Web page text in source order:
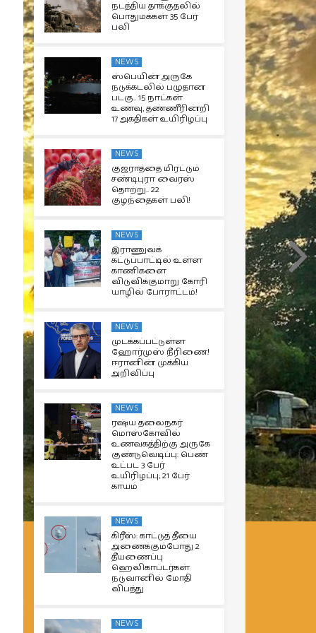
நடத்திய தாக்குதலில்
பொதுமக்கள் 35 பேர்
பலி
NEWS
ஸ்பெயின் அருகே
நடுக்கடலில் பழுதான
படகு.. 15 நாட்கள்
உணவு, தண்ணீரின்றி
17 அகதிகள் உயிரிழப்பு
NEWS
குஜராத்தை மிரட்டும்
சண்டிபுரா வைரஸ்
தொற்று.. 22
குழந்தைகள் பலி!
NEWS
இராணுவக்
கட்டுப்பாட்டில் உள்ள
காணிகளை
விடுவிக்குமாறு கோரி
யாழில் போராட்டம்!
NEWS
முடக்கப்பட்டுள்ள
ஹோர்முஸ் நீரிணை!
ஈரானின் முக்கிய
அறிவிப்பு
NEWS
ரஷ்ய தலைநகர்
மொஸ்கோவில்
உணவகத்திற்கு அருகே
குண்டுவெடிப்பு: பெண்
உட்பட 3 பேர்
உயிரிழப்பு; 21 பேர்
காயம்
NEWS
கிரீஸ்: காட்டுத் தீயை
அணைக்கும்போது 2
தீயணைப்பு
ஹெலிகாப்டர்கள்
நடுவானில் மோதி
விபத்து
NEWS